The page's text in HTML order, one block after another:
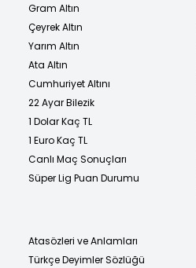
Gram Altın
Çeyrek Altın
Yarım Altın
Ata Altın
Cumhuriyet Altını
22 Ayar Bilezik
1 Dolar Kaç TL
1 Euro Kaç TL
Canlı Maç Sonuçları
Süper Lig Puan Durumu
Atasözleri ve Anlamları
Türkçe Deyimler Sözlüğü